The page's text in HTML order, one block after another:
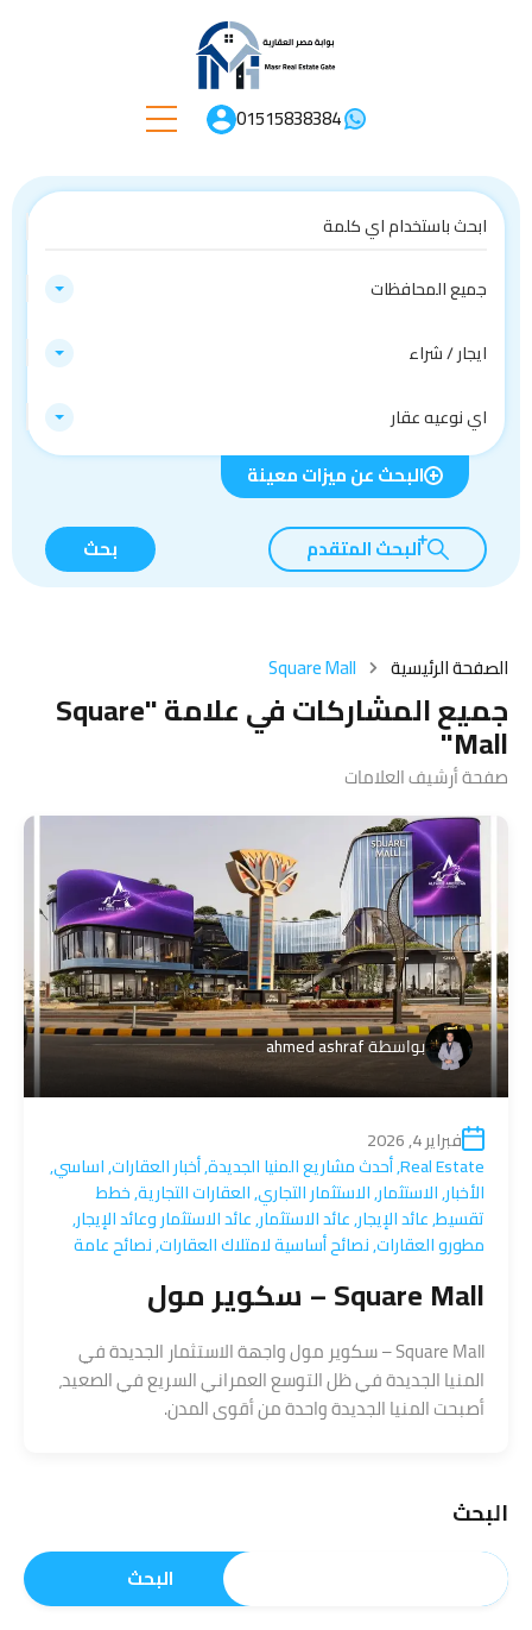
01515838384
جميع المحافظات
ايجار / شراء
اي نوعيه عقار
البحث عن ميزات معينة
البحث المتقدم بحث
الصفحة الرئيسية Square Mall
جميع المشاركات في علامة "Square
Mall"
صفحة أرشيف العلامات
بواسطةahmed ashraf
فبراير 4, 2026
Real Estate
,أحدث مشاريع المنيا الجديدة,أخبار العقارات,اساسي,
الأخبار,الاستثمار,الاستثمار التجاري,العقارات التجارية,خطط
تقسيط,عائد الإيجار,عائد الاستثمار,عائد الاستثمار وعائد الإيجار,
مطورو العقارات,نصائح أساسية لامتلاك العقارات,نصائح عامة
Square Mall – سكوير مول
Square Mall – سكوير مول واجهة الاستثمار الجديدة في
المنيا الجديدة في ظل التوسع العمراني السريع في الصعيد،
أصبحت المنيا الجديدة واحدة من أقوى المدن.
البحث
البحث